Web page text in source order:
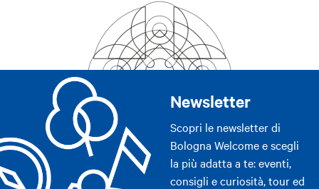
Newsletter
Scopri le newsletter di
Bologna Welcome e scegli
la più adatta a te: eventi,
consigli e curiosità, tour ed